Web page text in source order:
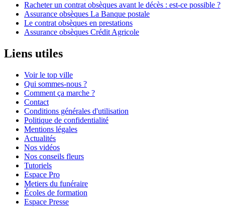
Racheter un contrat obsèques avant le décès : est-ce possible ?
Assurance obsèques La Banque postale
Le contrat obsèques en prestations
Assurance obsèques Crédit Agricole
Liens utiles
Voir le top ville
Qui sommes-nous ?
Comment ça marche ?
Contact
Conditions générales d'utilisation
Politique de confidentialité
Mentions légales
Actualités
Nos vidéos
Nos conseils fleurs
Tutoriels
Espace Pro
Metiers du funéraire
Écoles de formation
Espace Presse